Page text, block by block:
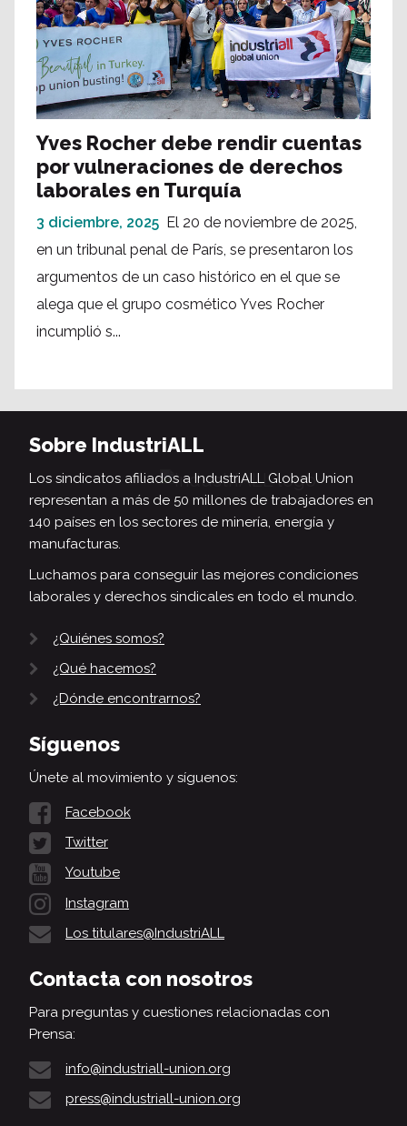
Yves Rocher debe rendir cuentas
por vulneraciones de derechos
laborales en Turquía
3 diciembre, 2025 El 20 de noviembre de 2025,
en un tribunal penal de París, se presentaron los
argumentos de un caso histórico en el que se
alega que el grupo cosmético Yves Rocher
incumplió s...
Sobre IndustriALL
Los sindicatos afiliados a IndustriALL Global Union
representan a más de 50 millones de trabajadores en
140 países en los sectores de minería, energía y
manufacturas.
Luchamos para conseguir las mejores condiciones
laborales y derechos sindicales en todo el mundo.
¿Quiénes somos?
¿Qué hacemos?
¿Dónde encontrarnos?
Síguenos
Únete al movimiento y síguenos:
Facebook
Twitter
Youtube
Instagram
Los titulares@IndustriALL
Contacta con nosotros
Para preguntas y cuestiones relacionadas con
Prensa:
info@industriall-union.org
press@industriall-union.org